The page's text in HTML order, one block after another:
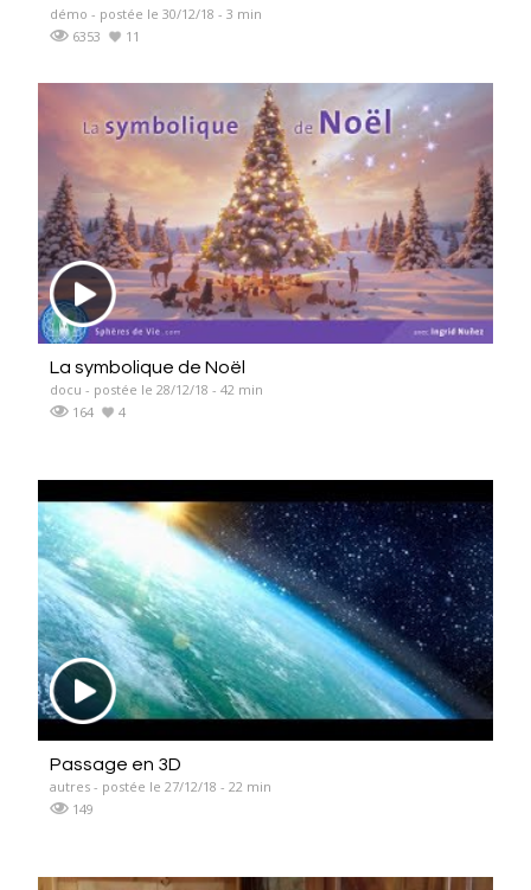
démo - postée le 30/12/18 - 3 min
6353
11
La symbolique de Noël
docu - postée le 28/12/18 - 42 min
164
4
Passage en 3D
autres - postée le 27/12/18 - 22 min
149